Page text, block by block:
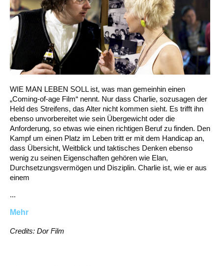
WIE MAN LEBEN SOLL ist, was man gemeinhin einen
„Coming-of-age Film“ nennt. Nur dass Charlie, sozusagen der
Held des Streifens, das Alter nicht kommen sieht. Es trifft ihn
ebenso unvorbereitet wie sein Übergewicht oder die
Anforderung, so etwas wie einen richtigen Beruf zu finden. Den
Kampf um einen Platz im Leben tritt er mit dem Handicap an,
dass Übersicht, Weitblick und taktisches Denken ebenso
wenig zu seinen Eigenschaften gehören wie Elan,
Durchsetzungsvermögen und Disziplin. Charlie ist, wie er aus
einem
...
Mehr
Credits: Dor Film